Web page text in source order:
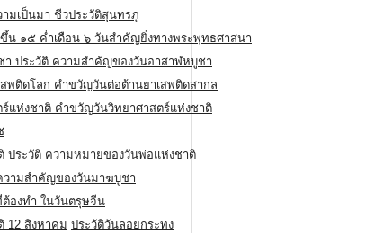
มเป็นมา ชีวประวัติสุนทรภู่
น ๑๕ ค่ำเดือน ๖ วันสำคัญยิ่งทางพระพุทธศาสนา
า ประวัติ ความสําคัญของวันอาสาฬหบูชา
พติดโลก คำขวัญวันต่อต้านยาเสพติดสากล
แห่งชาติ คำขวัญวันวิทยาศาสตร์แห่งชาติ
ประวัติ ความหมายของวันพ่อแห่งชาติ
ามสำคัญของวันมาฆบูชา
ต้องทำ ในวันตรุษจีน
12 สิงหาคม ประวัติวันลอยกระทง